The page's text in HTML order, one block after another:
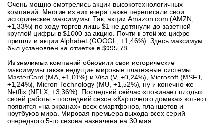
Очень мощно смотрелись акции высокотехнологичных
компаний. Многие из них вчера также переписали свои
исторические максимумы. Так, акции Amazon.com (AMZN,
+1,33%) по ходу торгов лишь $1 не дотянули до заветной
круглой цифры в $1000 за акцию. Почти к этой же цифре
пришли и акции Alphabet (GOOGL, +1,46%). Здесь максимум
был установлен на отметке в $995,78.
Из значимых компаний обновили свои исторические
максимумы также ведущие мировые платежные системы
MasterCard (MA, +1,01%) и Visa (V, +0,24%), Microsoft (MSFT,
+1,24%), Micron Technology (MU, +1,52%), ну и конечно же
Netflix (NFLX, +3,36%). Последний сейчас «пожинает плоды»
своей работы - последний сезон «Карточного домика» вот-вот
появится «на экранах» всех смартфонов, планшетов и
ноутбуков мира. Мировая премьера выхода всех серий
очередного 5-го сезона назначена на 30 мая.